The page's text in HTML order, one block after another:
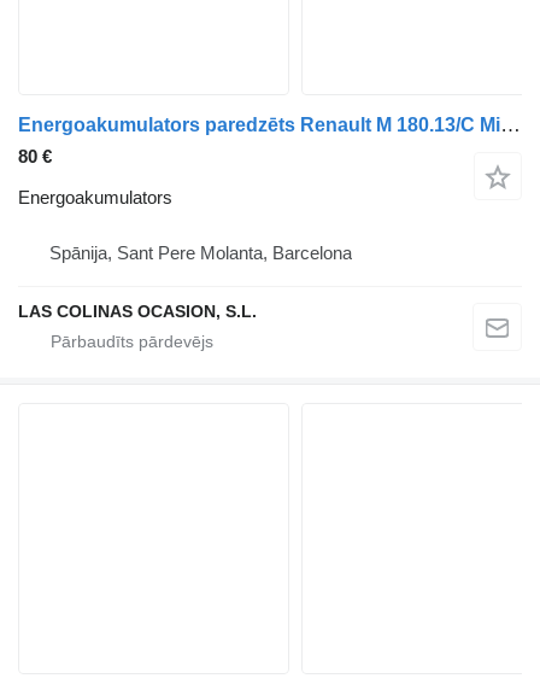
Energoakumulators paredzēts Renault M 180.13/C Midliner E2 kravas automašīnas
80 €
Energoakumulators
Spānija, Sant Pere Molanta, Barcelona
LAS COLINAS OCASION, S.L.